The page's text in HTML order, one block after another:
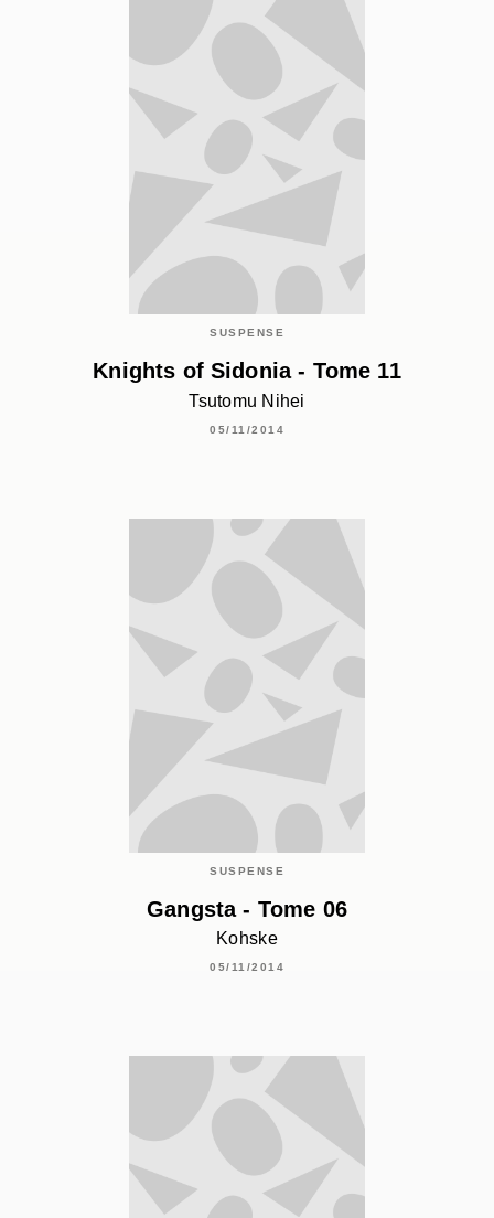
SUSPENSE
Knights of Sidonia - Tome 11
Tsutomu Nihei
05/11/2014
SUSPENSE
Gangsta - Tome 06
Kohske
05/11/2014